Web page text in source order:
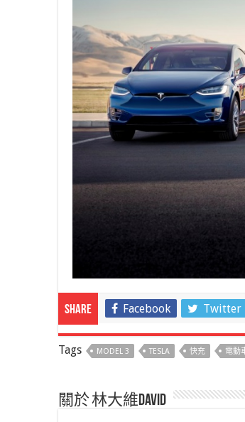
Share Facebook Twitter
Tags MODEL 3 TESLA 快充 電動
關於 林大維David